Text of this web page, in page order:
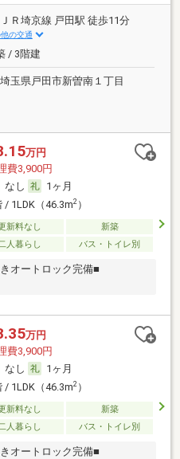
ＪＲ埼京線 戸田駅 徒歩11分
の交通
/ 3階建
埼玉県戸田市新曽南１丁目
万円
費3,900円
なし
1ヶ月
/ 1LDK（46.3m2）
新料なし
新築
人暮らし バス・トイレ別
オートロック完備■
万円
費3,900円
なし
1ヶ月
/ 1LDK（46.3m2）
新料なし
新築
人暮らし バス・トイレ別
オートロック完備■